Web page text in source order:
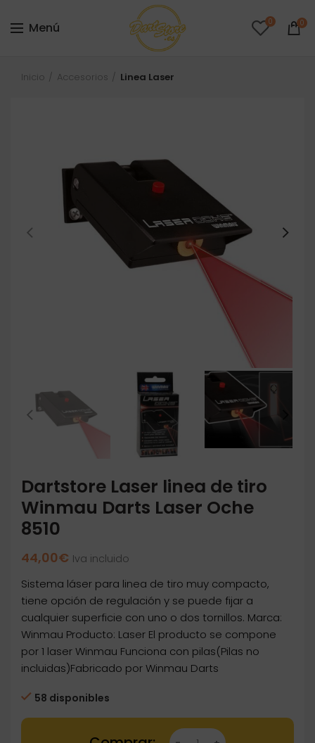
Menú 0 0
Inicio Accesorios Linea Laser
Dartstore Laser linea de tiro
Winmau Darts Laser Oche
8510
44,00€ Iva incluido
Sistema láser para linea de tiro muy compacto,
tiene opción de regulación y se puede fijar a
cualquier superficie con uno o dos tornillos. Marca:
Winmau Producto: Laser El producto se compone
por 1 laser Winmau Funciona con pilas(Pilas no
incluidas)Fabricado por Winmau Darts
58 disponibles
Dartstore Laser linea de tiro Winmau Darts